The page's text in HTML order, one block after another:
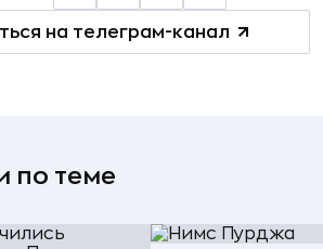
на телеграм-канал
по теме